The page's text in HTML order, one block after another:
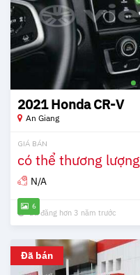
6
2021 Honda CR-V
An Giang
GIÁ BÁN
có thể thương lượng
N/A
Đã đăng hơn 3 năm trước
Đã bán